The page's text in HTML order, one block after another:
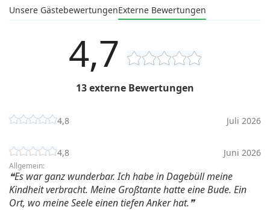
Unsere GästebewertungenExterne Bewertungen
4,7
13 externe Bewertungen
4,8 Juli 2026
4,8 Juni 2026
Allgemein:
Es war ganz wunderbar. Ich habe in Dagebüll meine
Kindheit verbracht. Meine Großtante hatte eine Bude. Ein
Ort, wo meine Seele einen tiefen Anker hat.